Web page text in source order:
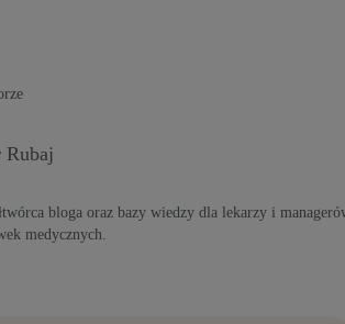
Rubaj
bloga oraz bazy wiedzy dla lekarzy i
medycznych.